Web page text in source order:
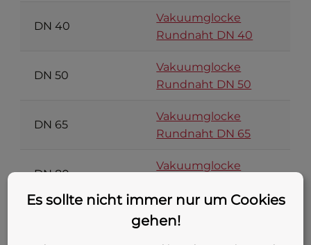
DN 40
Vakuumglocke
Rundnaht DN 40
DN 50
Vakuumglocke
Rundnaht DN 50
DN 65
Vakuumglocke
Rundnaht DN 65
DN 80
Vakuumglocke
Vakuumglocke
Es sollte nicht immer nur um Cookies
gehen!